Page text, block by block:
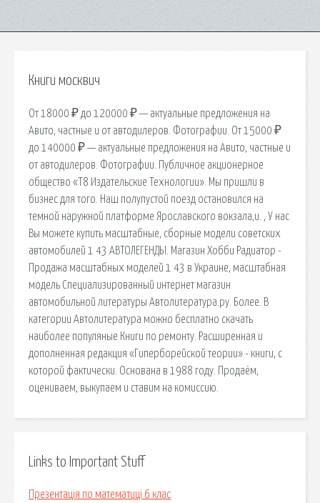
Книги москвич
От 18000 ₽ до 120000 ₽ — актуальные предложения на
Авито, частные и от автодилеров. Фотографии. От 15000 ₽
до 140000 ₽ — актуальные предложения на Авито, частные и
от автодилеров. Фотографии. Публичное акционерное
общество «Т8 Издательские Технологии». Мы пришли в
бизнес для того. Наш полупустой поезд остановился на
темной наружной платформе Ярославского вокзала,и. , У нас
Вы можете купить масштабные, сборные модели советских
автомобилей 1 43 АВТОЛЕГЕНДЫ. Магазин Хобби Радиатор -
Продажа масштабных моделей 1 43 в Украине, масштабная
модель Специализированный интернет магазин
автомобильной литературы Автолитература.ру. Более. В
категории Автолитература можно бесплатно скачать
наиболее популяные Книги по ремонту. Расширенная и
дополненная редакция «Гиперборейской теории» - книги, с
которой фактически. Основана в 1988 году. Продаём,
оцениваем, выкупаем и ставим на комиссию.
Links to Important Stuff
Презентація по математиці 6 клас